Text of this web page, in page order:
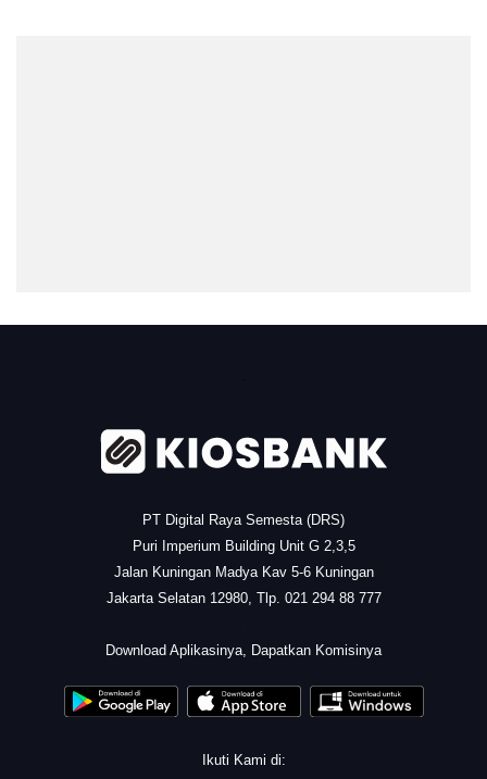
PT Digital Raya Semesta (DRS)
Puri Imperium Building Unit G 2,3,5
Jalan Kuningan Madya Kav 5-6 Kuningan
Jakarta Selatan 12980, Tlp. 021 294 88 777
Download Aplikasinya, Dapatkan Komisinya
Ikuti Kami di: